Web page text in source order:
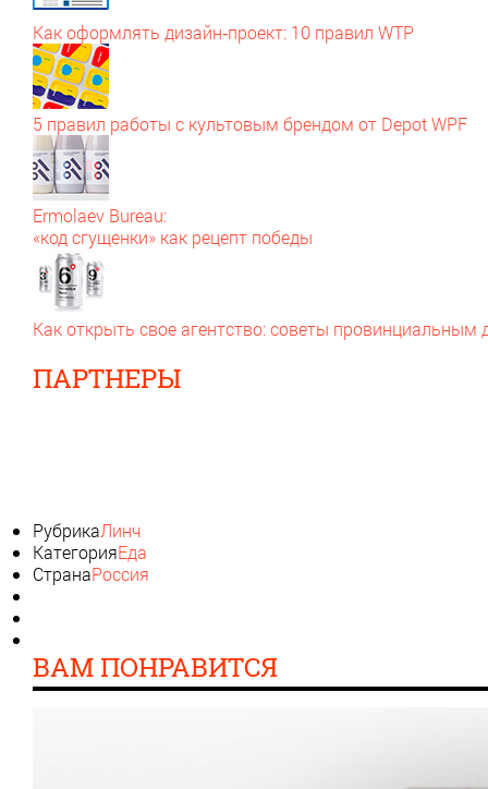
Как оформлять дизайн‑проект: 10 правил WTP
5 правил работы с культовым брендом от Depot WPF
Ermolaev Bureau:
«код сгущенки» как рецепт победы
Как открыть свое агентство: советы провинциальным
ПАРТНЕРЫ
РубрикаЛинч
КатегорияЕда
СтранаРоссия
ВАМ ПОНРАВИТСЯ